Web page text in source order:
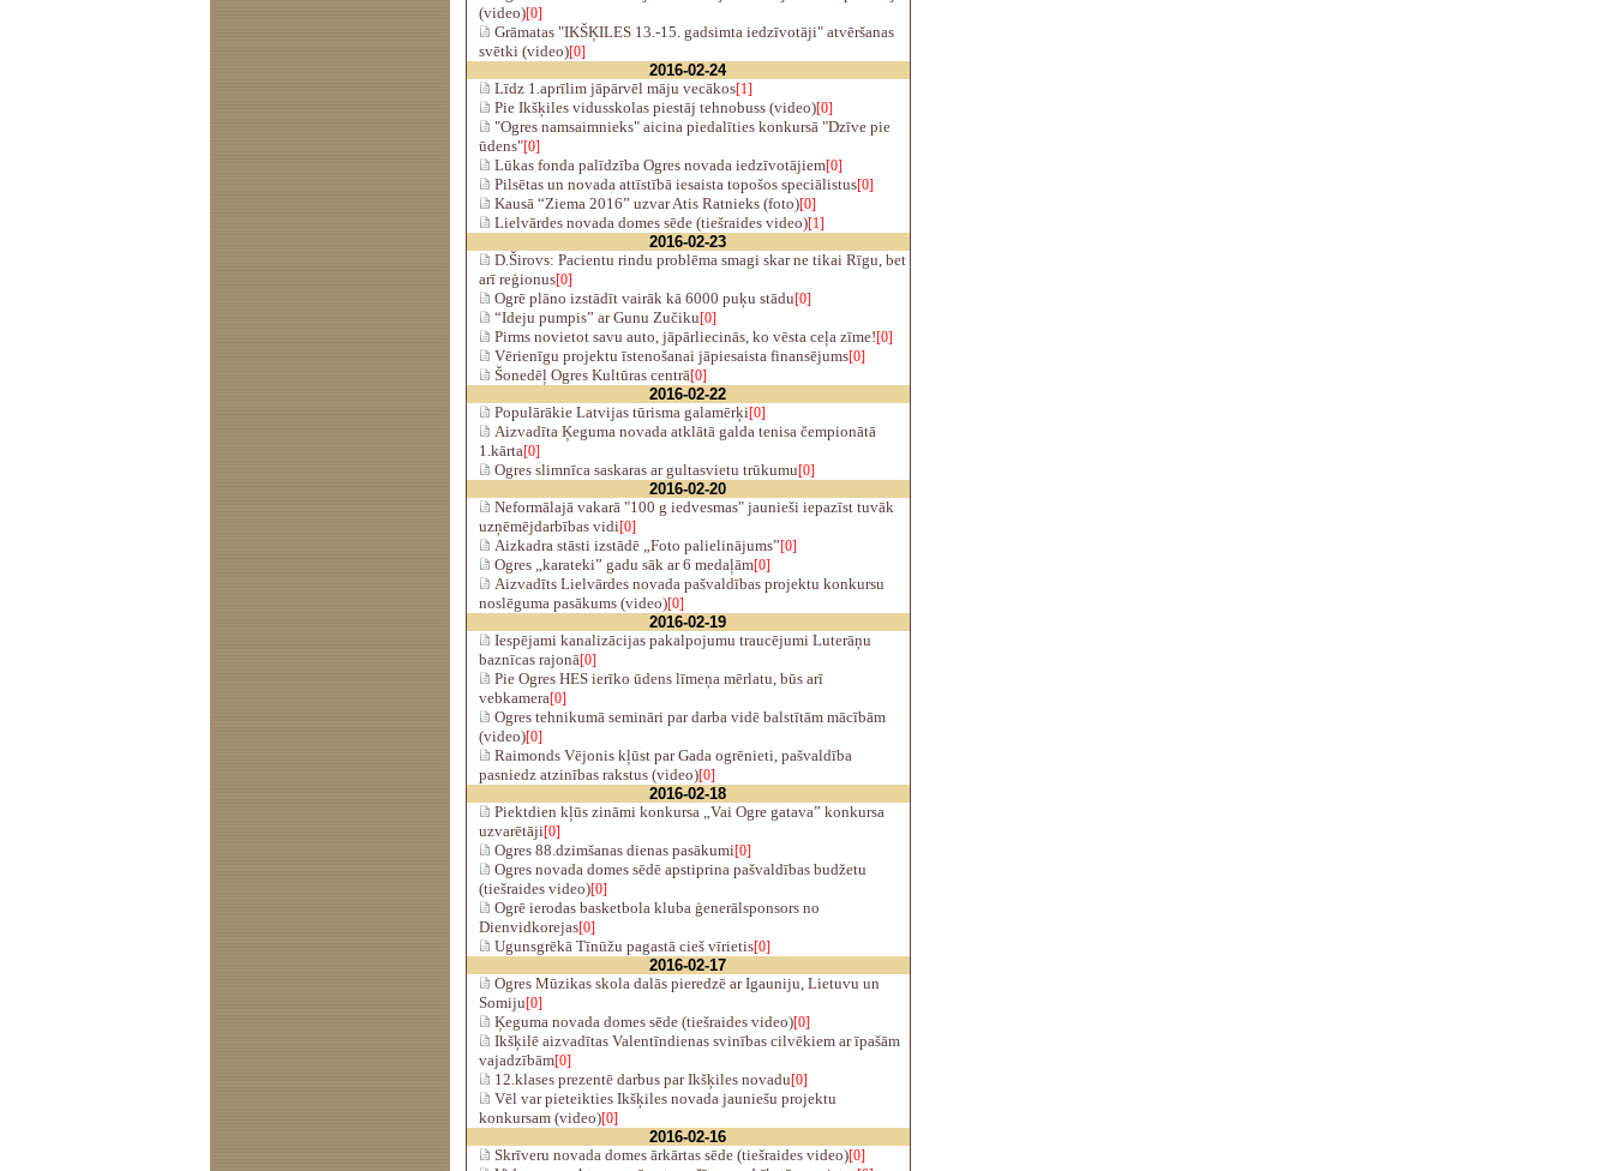
(video)[0]
Grāmatas "IKŠĶILES 13.-15. gadsimta iedzīvotāji" atvēršanas
svētki (video)[0]
2016-02-24
Līdz 1.aprīlim jāpārvēl māju vecākos[1]
Pie Ikšķiles vidusskolas piestāj tehnobuss (video)[0]
"Ogres namsaimnieks" aicina piedalīties konkursā "Dzīve pie
ūdens"[0]
Lūkas fonda palīdzība Ogres novada iedzīvotājiem[0]
Pilsētas un novada attīstībā iesaista topošos speciālistus[0]
Kausā “Ziema 2016” uzvar Atis Ratnieks (foto)[0]
Lielvārdes novada domes sēde (tiešraides video)[1]
2016-02-23
D.Širovs: Pacientu rindu problēma smagi skar ne tikai Rīgu, bet
arī reģionus[0]
Ogrē plāno izstādīt vairāk kā 6000 puķu stādu[0]
“Ideju pumpis” ar Gunu Zučiku[0]
Pirms novietot savu auto, jāpārliecinās, ko vēsta ceļa zīme![0]
Vērienīgu projektu īstenošanai jāpiesaista finansējums[0]
Šonedēļ Ogres Kultūras centrā[0]
2016-02-22
Populārākie Latvijas tūrisma galamērķi[0]
Aizvadīta Ķeguma novada atklātā galda tenisa čempionātā
1.kārta[0]
Ogres slimnīca saskaras ar gultasvietu trūkumu[0]
2016-02-20
Neformālajā vakarā "100 g iedvesmas" jaunieši iepazīst tuvāk
uzņēmējdarbības vidi[0]
Aizkadra stāsti izstādē „Foto palielinājums”[0]
Ogres „karateki” gadu sāk ar 6 medaļām[0]
Aizvadīts Lielvārdes novada pašvaldības projektu konkursu
noslēguma pasākums (video)[0]
2016-02-19
Iespējami kanalizācijas pakalpojumu traucējumi Luterāņu
baznīcas rajonā[0]
Pie Ogres HES ierīko ūdens līmeņa mērlatu, būs arī
vebkamera[0]
Ogres tehnikumā semināri par darba vidē balstītām mācībām
(video)[0]
Raimonds Vējonis kļūst par Gada ogrēnieti, pašvaldība
pasniedz atzinības rakstus (video)[0]
2016-02-18
Piektdien kļūs zināmi konkursa „Vai Ogre gatava” konkursa
uzvarētāji[0]
Ogres 88.dzimšanas dienas pasākumi[0]
Ogres novada domes sēdē apstiprina pašvaldības budžetu
(tiešraides video)[0]
Ogrē ierodas basketbola kluba ģenerālsponsors no
Dienvidkorejas[0]
Ugunsgrēkā Tīnūžu pagastā cieš vīrietis[0]
2016-02-17
Ogres Mūzikas skola dalās pieredzē ar Igauniju, Lietuvu un
Somiju[0]
Ķeguma novada domes sēde (tiešraides video)[0]
Ikšķilē aizvadītas Valentīndienas svinības cilvēkiem ar īpašām
vajadzībām[0]
12.klases prezentē darbus par Ikšķiles novadu[0]
Vēl var pieteikties Ikšķiles novada jauniešu projektu
konkursam (video)[0]
2016-02-16
Skrīveru novada domes ārkārtas sēde (tiešraides video)[0]